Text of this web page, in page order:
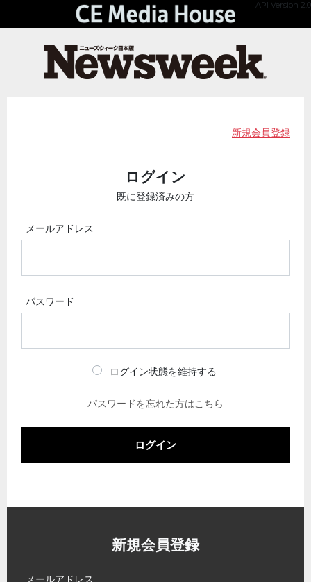
API Version 2.0
新規会員登録
ログイン
既に登録済みの方
メールアドレス
パスワード
ログイン状態を維持する
パスワードを忘れた方はこちら
ログイン
新規会員登録
メールアドレス